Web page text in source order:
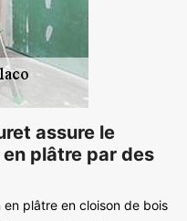
assure le
plâtre par des
en plâtre en cloison de bois